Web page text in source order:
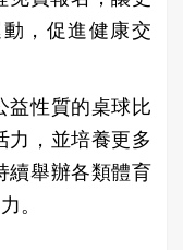
，促進健康交
益性質的桌球比
力，並培養更多
續舉辦各類體育
。